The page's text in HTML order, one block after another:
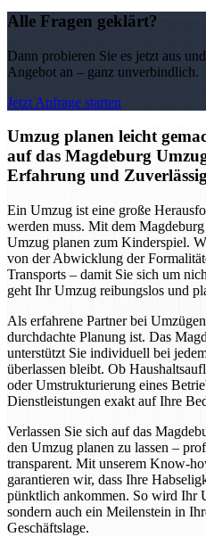
Alle Fragen geklärt?
Dann probieren Sie es jetzt aus
Angebot an – ganz unverbindlich.
Jetzt Anfrage starten
Umzug planen leicht
auf das Magdeburg
Erfahrung und
Ein Umzug ist eine große
werden muss. Mit dem
Umzug planen zum Kinderspiel.
von der Abwicklung der
Transports – damit Sie sich um
geht Ihr Umzug reibungslos und
Als erfahrene Partner bei
durchdachte Planung ist. Das
unterstützt Sie individuell bei
überlassen bleibt. Ob
oder Umstrukturierung eines
Dienstleistungen exakt auf Ihre
Verlassen Sie sich auf das
den Umzug planen zu lassen –
transparent. Mit unserem Know-
garantieren wir, dass Ihre
pünktlich ankommen. So wird Ihr
sondern auch ein Meilenstein in
Geschäftslage.